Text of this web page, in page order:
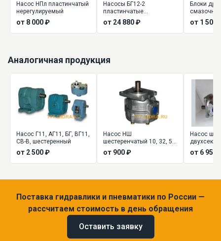
Насос НПл пластинчатый
нерегулируемый
от 8 000 ₽
Насосы БГ12-2
пластинчатые
нерегулируемые (БГ12-21,
БГ12-22, БГ12-23, БГ12-24)
от 24 880 ₽
Блоки
от 1 500
Аналогичная продукция
Насос Г11, АГ11, БГ, ВГ11,
СВ-В, шестеренный
от 2 500 ₽
Насос НШ
шестеренчатый 10, 32, 50,
100, 250 (шестеренный)
от 900 ₽
Насос
от 6 955
Поставка гидравлики и пневматики по России —
рассчитаем стоимость в день обращения
Оставить заявку